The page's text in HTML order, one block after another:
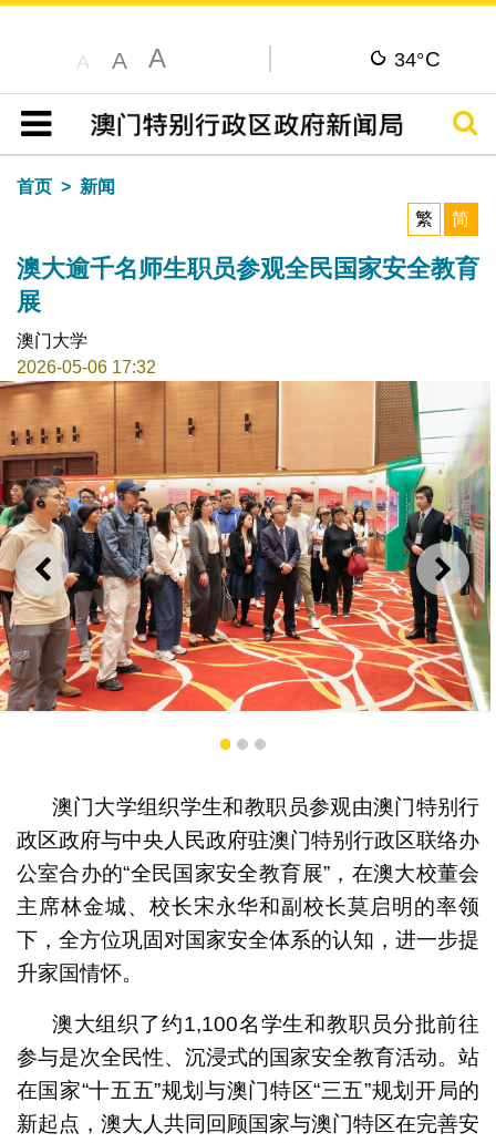
A A A 34°C
目录
搜寻
首页
新闻
繁
简
澳大逾千名师生职员参观全民国家安全教育
展
澳门大学
2026-05-06 17:32
上一则 下一
1 2 3
澳门大学组织学生和教职员参观由澳门特别行
政区政府与中央人民政府驻澳门特别行政区联络办
公室合办的“全民国家安全教育展”，在澳大校董会
主席林金城、校长宋永华和副校长莫启明的率领
下，全方位巩固对国家安全体系的认知，进一步提
升家国情怀。
澳大组织了约1,100名学生和教职员分批前往
参与是次全民性、沉浸式的国家安全教育活动。站
在国家“十五五”规划与澳门特区“三五”规划开局的
新起点，澳大人共同回顾国家与澳门特区在完善安